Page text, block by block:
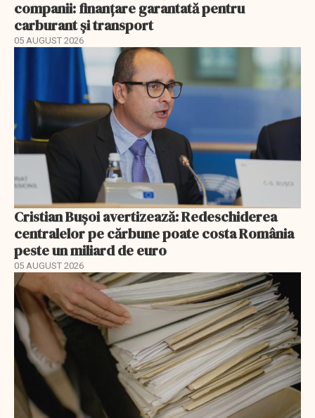
companii: finanțare garantată pentru
carburant și transport
05 AUGUST 2026
Cristian Bușoi avertizează: Redeschiderea
centralelor pe cărbune poate costa România
peste un miliard de euro
05 AUGUST 2026